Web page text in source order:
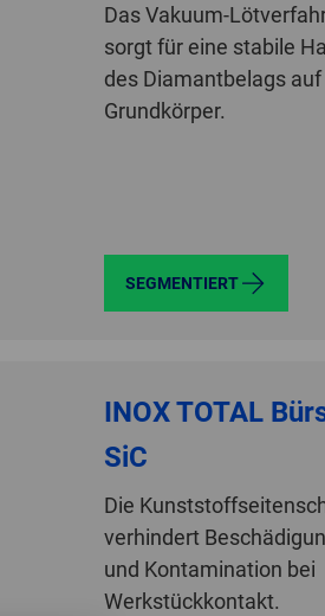
Das Vakuum-
sorgt für eine stabile
des Diamantbelags
Grundkörper.
SEGMENTIERT
INOX TOTAL
SiC
Die
verhindert
und Kontamination bei
Werkstückkontakt.